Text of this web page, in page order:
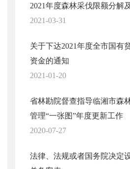
2021年度森林采伐限额分解
2021-03-31
关于下达2021年度全市国有
资金的通知
2021-01-20
省林勘院督查指导临湘市森
管理“一张图”年度更新工作
2020-07-27
法律、法规或者国务院决定